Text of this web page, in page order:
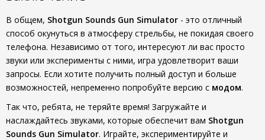
В общем, Shotgun Sounds Gun Simulator - это отличный
способ окунуться в атмосферу стрельбы, не покидая своего
телефона. Независимо от того, интересуют ли вас просто
звуки или эксперименты с ними, игра удовлетворит ваши
запросы. Если хотите получить полный доступ и больше
возможностей, непременно попробуйте версию с модом.
Так что, ребята, не теряйте время! Загружайте и
наслаждайтесь звуками, которые обеспечит вам Shotgun
Sounds Gun Simulator. Играйте, экспериментируйте и